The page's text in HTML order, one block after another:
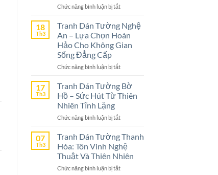
Chức năng bình luận bị tắtở
Dán
Tường
Bình
Lựa
Tuyệt
Vời
Gian
18
Th3
Tranh Dán Tường Nghệ
An – Lựa Chọn Hoàn
Hảo Cho Không Gian
Sống Đẳng Cấp
Chức năng bình luận bị tắtở
Dán
Tường
–
Chọn
Hoàn
Hảo
Không
17
Th3
Tranh Dán Tường Bờ
Hồ – Sức Hút Từ Thiên
Nhiên Tĩnh Lặng
Chức năng bình luận bị tắtở
Dán
Tường
Bờ
Hồ
–
07
Th3
Tranh Dán Tường Thanh
Hóa: Tôn Vinh Nghệ
Thuật Và Thiên Nhiên
Chức năng bình luận bị tắtở